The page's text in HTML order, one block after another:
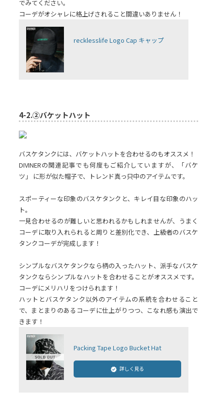
でみてください。
コーデがオシャレに格上げされること間違いありません！
recklesslife Logo Cap キャップ
4-2.②バケットハット
バスケタンクには、バケットハットを合わせるのもオススメ！
DIVINERの関連記事でも何度もご紹介していますが、「バケ
ツ」 に形が似た帽子で、トレンド真っ只中のアイテムです。
スポーティーな印象のバスケタンクと、キレイ目な印象のハッ
ト。
一見合わせるのが難しいと思われるかもしれませんが、うまく
コーデに取り入れられると周りと差別化でき、上級者のバスケ
タンクコーデが完成します！
シンプルなバスケタンクなら柄の入ったハット、派手なバスケ
タンクならシンプルなハットを合わせることがオススメです。
コーデにメリハリをつけられます！
ハットとバスケタンク以外のアイテムの系統を合わせること
で、まとまりのあるコーデに仕上がりつつ、こなれ感も演出で
きます！
Packing Tape Logo Bucket Hat
詳しく見る